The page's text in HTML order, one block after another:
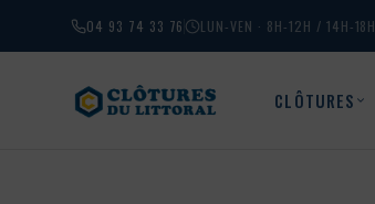
04 93 74 33 76 LUN-VEN · 8H-12H / 14H-18H
CLÔTURES